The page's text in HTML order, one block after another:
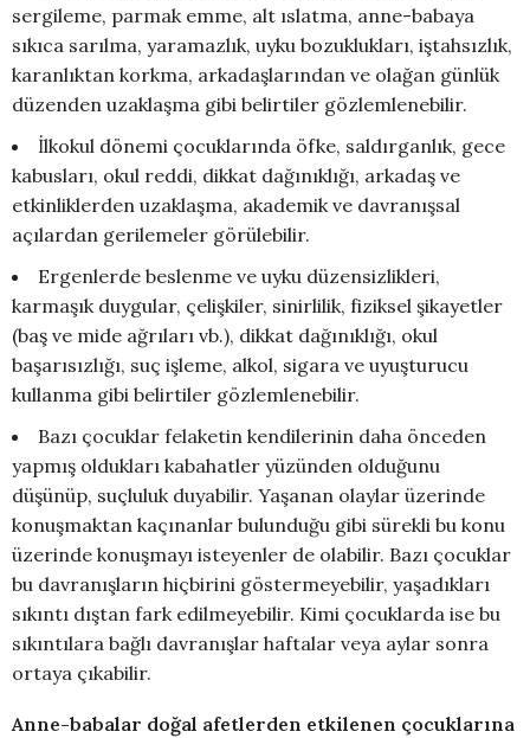
sergileme, parmak emme, alt ıslatma, anne-babaya
sıkıca sarılma, yaramazlık, uyku bozuklukları, iştahsızlık,
karanlıktan korkma, arkadaşlarından ve olağan günlük
düzenden uzaklaşma gibi belirtiler gözlemlenebilir.
İlkokul dönemi çocuklarında öfke, saldırganlık, gece
kabusları, okul reddi, dikkat dağınıklığı, arkadaş ve
etkinliklerden uzaklaşma, akademik ve davranışsal
açılardan gerilemeler görülebilir.
Ergenlerde beslenme ve uyku düzensizlikleri,
karmaşık duygular, çelişkiler, sinirlilik, fiziksel şikayetler
(baş ve mide ağrıları vb.), dikkat dağınıklığı, okul
başarısızlığı, suç işleme, alkol, sigara ve uyuşturucu
kullanma gibi belirtiler gözlemlenebilir.
Bazı çocuklar felaketin kendilerinin daha önceden
yapmış oldukları kabahatler yüzünden olduğunu
düşünüp, suçluluk duyabilir. Yaşanan olaylar üzerinde
konuşmaktan kaçınanlar bulunduğu gibi sürekli bu konu
üzerinde konuşmayı isteyenler de olabilir. Bazı çocuklar
bu davranışların hiçbirini göstermeyebilir, yaşadıkları
sıkıntı dıştan fark edilmeyebilir. Kimi çocuklarda ise bu
sıkıntılara bağlı davranışlar haftalar veya aylar sonra
ortaya çıkabilir.
Anne-babalar doğal afetlerden etkilenen çocuklarına